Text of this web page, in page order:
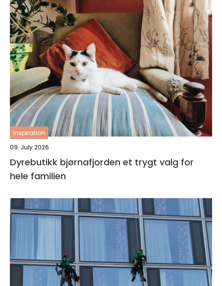
inspiration
09. July 2026
Dyrebutikk bjørnafjorden et trygt valg for
hele familien